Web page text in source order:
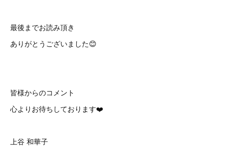
最後までお読み頂き
ありがとうございました😊
皆様からのコメント
心よりお待ちしております❤️
上谷 和華子